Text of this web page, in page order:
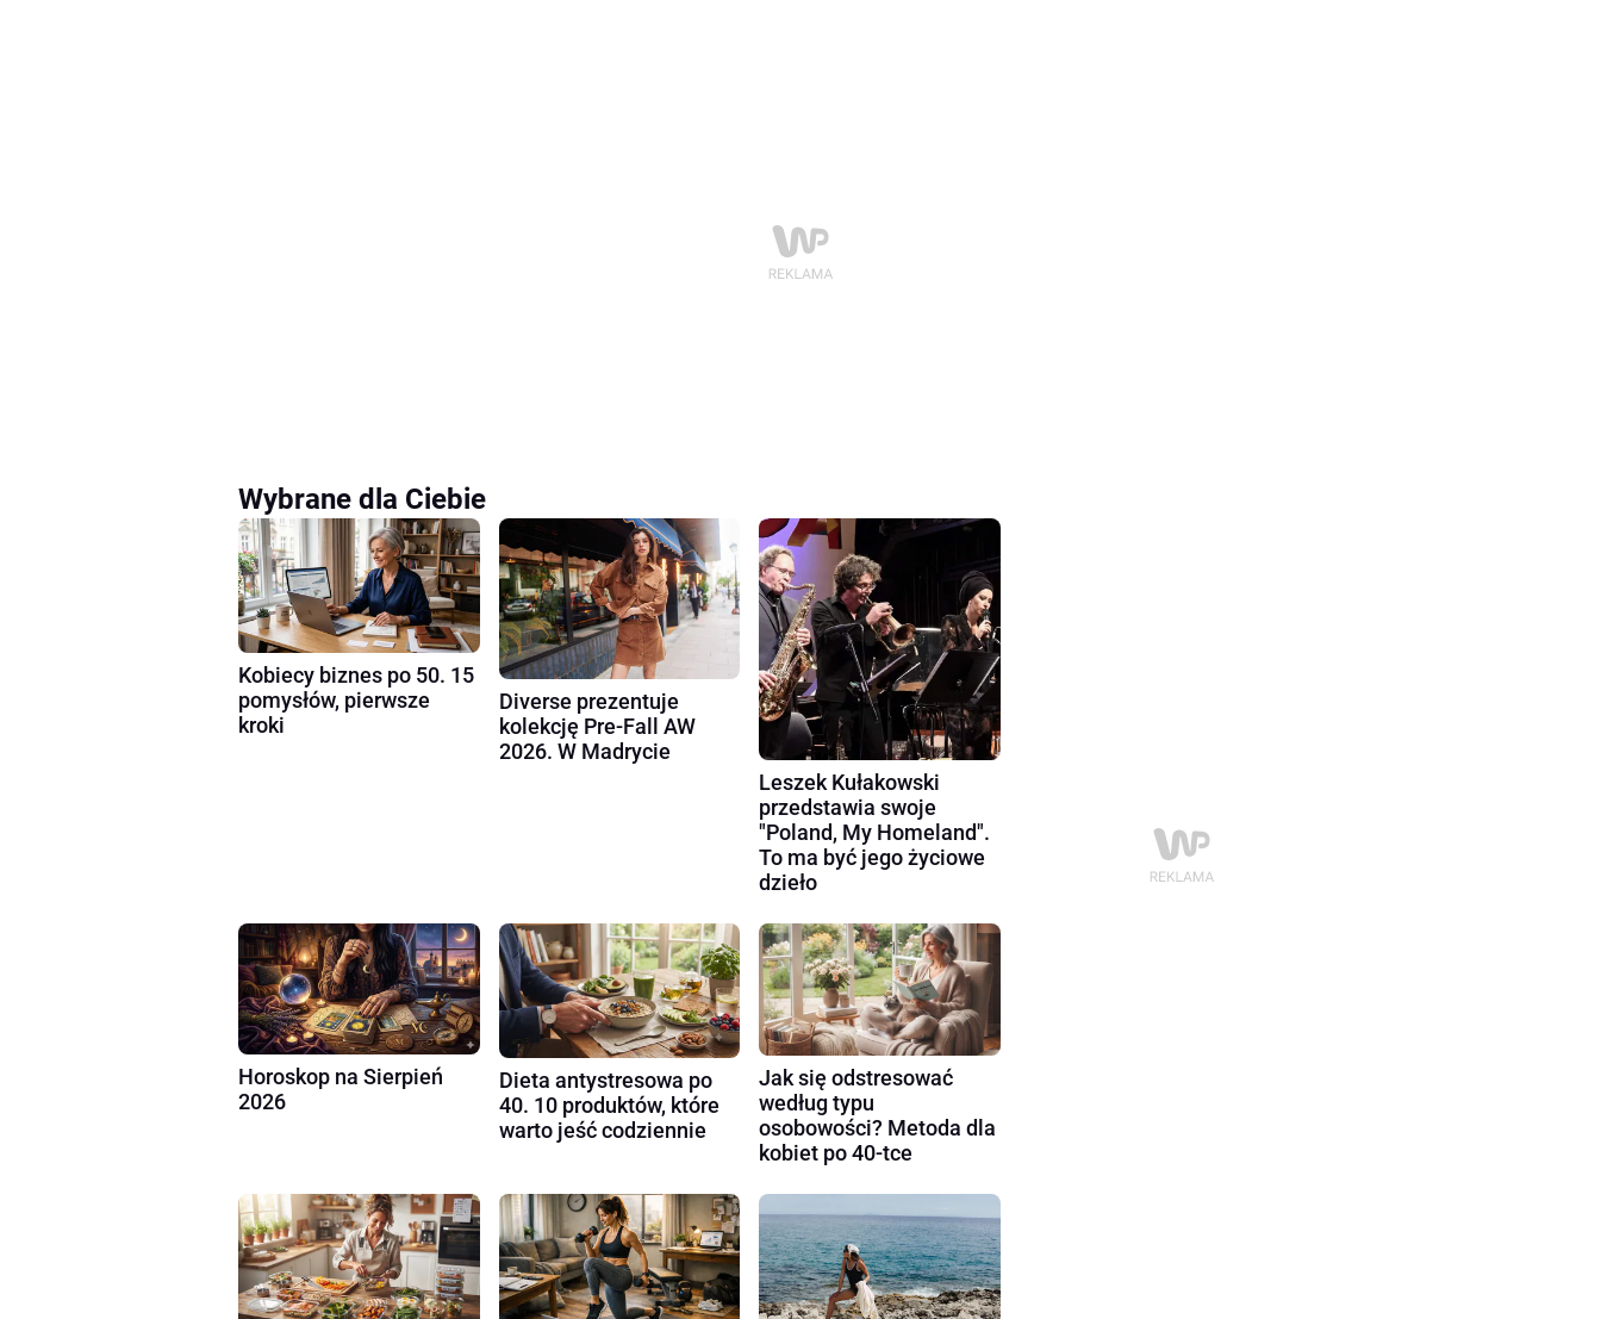
Wybrane dla Ciebie
Kobiecy biznes po 50. 15
pomysłów, pierwsze
kroki
Diverse prezentuje
kolekcję Pre-Fall AW
2026. W Madrycie
Leszek Kułakowski
przedstawia swoje
"Poland, My Homeland".
To ma być jego życiowe
dzieło
Horoskop na Sierpień
2026
Dieta antystresowa po
40. 10 produktów, które
warto jeść codziennie
Jak się odstresować
według typu
osobowości? Metoda dla
kobiet po 40-tce